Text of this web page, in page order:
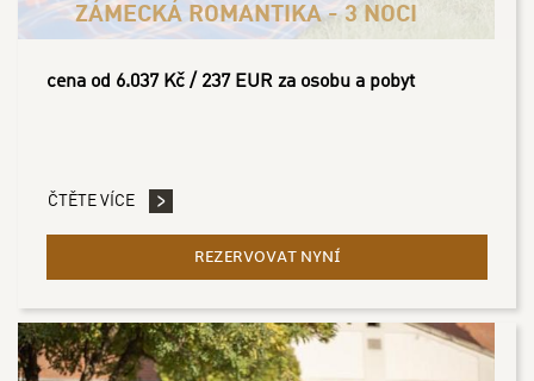
ZÁMECKÁ ROMANTIKA - 3 NOCI
cena od 6.037 Kč / 237 EUR za osobu a pobyt
ČTĚTE VÍCE
REZERVOVAT NYNÍ